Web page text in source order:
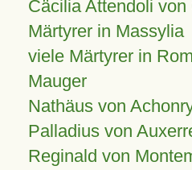
Cäcilia Attendoli von
Märtyrer in Massylia
viele Märtyrer in Rom
Mauger
Nathäus von
Palladius von
Reginald von